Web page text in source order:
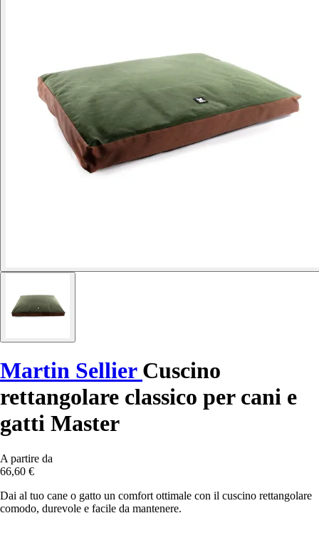
Martin Sellier Cuscino
rettangolare classico per cani e
gatti Master
A partire da
66,60 €
Dai al tuo cane o gatto un comfort ottimale con il cuscino rettangolare
comodo, durevole e facile da mantenere.